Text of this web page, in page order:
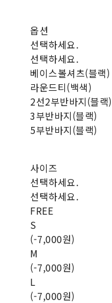
옵션
선택하세요.
선택하세요.
베이스볼셔츠(블랙)
라운드티(백색)
2선2부반바지(블랙)
3부반바지(블랙)
5부반바지(블랙)
사이즈
선택하세요.
선택하세요.
FREE
S
(-7,000원)
M
(-7,000원)
L
(-7,000원)